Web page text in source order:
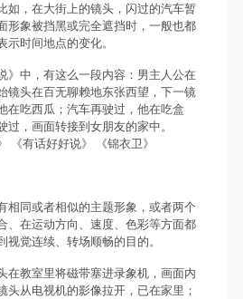
如，在大街上的镜头，闪过的汽车暂
形象被挡黑或完全遮挡时，一般也都
示时间地点的变化。
》中，有这么一段内容：男主人公在
镜头在百无聊赖地东张西望，下一镜
在吃西瓜；汽车再驶过，他在吃盒
过，画面转接到女朋友的家中。
《有话好好说》 《锦衣卫》
相同或者相似的主题形象，或者两个
、在运动方向、速度、色彩等方面都
觉连续、转场顺畅的目的。
在教室里将磁带塞进录象机，画面内
头从电视机的影像拉开，已在家里；